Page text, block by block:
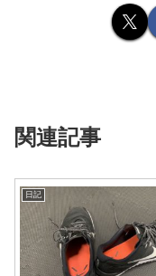
関連記事
日記